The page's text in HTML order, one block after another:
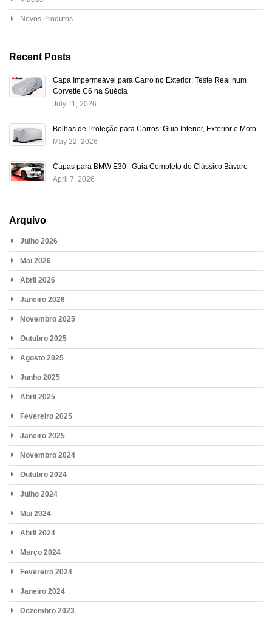
Novos Produtos
Recent Posts
Capa Impermeável para Carro no Exterior: Teste Real num
Corvette C6 na Suécia
July 11, 2026
Bolhas de Proteção para Carros: Guia Interior, Exterior e Moto
May 22, 2026
Capas para BMW E30 | Guia Completo do Clássico Bávaro
April 7, 2026
Arquivo
Julho 2026
Mai 2026
Abril 2026
Janeiro 2026
Novembro 2025
Outubro 2025
Agosto 2025
Junho 2025
Abril 2025
Fevereiro 2025
Janeiro 2025
Novembro 2024
Outubro 2024
Julho 2024
Mai 2024
Abril 2024
Março 2024
Fevereiro 2024
Janeiro 2024
Dezembro 2023